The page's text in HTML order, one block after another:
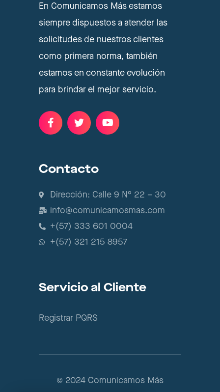
En Comunicamos Más estamos
siempre dispuestos a atender las
solicitudes de nuestros clientes
como primera norma, también
estamos en constante evolución
para brindar el mejor servicio.
Contacto
Dirección: Calle 9 N° 22 – 30
info@comunicamosmas.com
+(57) 333 601 0004
+(57) 321 215 8957
Servicio al Cliente
Registrar PQRS
© 2024 Comunicamos Más